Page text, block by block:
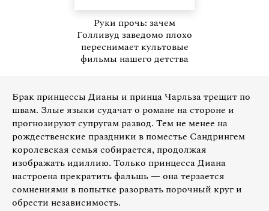
Руки прочь: зачем
Голливуд заведомо плохо
переснимает культовые
фильмы нашего детства
Брак принцессы Дианы и принца Чарльза трещит по
швам. Злые языки судачат о романе на стороне и
прогнозируют супругам развод. Тем не менее на
рождественские праздники в поместье Сандрингем
королевская семья собирается, продолжая
изображать идиллию. Только принцесса Диана
настроена прекратить фальшь — она терзается
сомнениями в попытке разорвать порочный круг и
обрести независимость.